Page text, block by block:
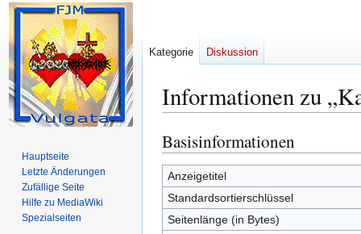
Informationen zu
Zur
Navigation
springen
Zur
Suche
springen
Basisinformationen
Anzeigetitel
Standardsortierschlüssel
Seitenlänge (in Bytes)
Kategorie Diskussion
Hauptseite
Letzte Änderungen
Zufällige Seite
Hilfe zu MediaWiki
Spezialseiten